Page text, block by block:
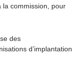
la commission, pour
des
d’implantation